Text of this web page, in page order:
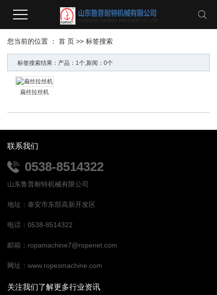
您当前的位置 ： 首 页 >> 标签搜索
标签搜索结果：产品：1个,新闻：0个
扁丝拉丝机
联系我们
0538-8514322
山东鲁普耐特机械有限公司
地址：泰安市东部高新开发区
电话：0538-8514322
邮箱：ropamachine7@ropenet.com
网址：www.ropesmachine.com
关注我们了解更多行业资讯